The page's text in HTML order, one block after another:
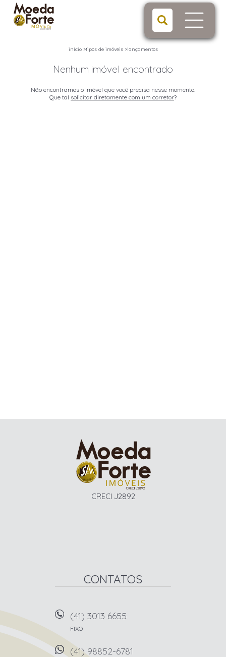
início>tipos de imóveis>lançamentos
Nenhum imóvel encontrado
Não encontramos o imóvel que você precisa nesse momento.
Que tal solicitar diretamente com um corretor?
CRECI J2892
CONTATOS
(41) 3013 6655
FIXO
(41) 98852-6781